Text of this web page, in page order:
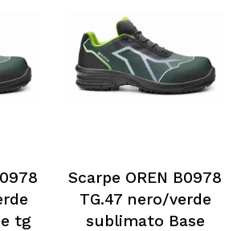
tg
Scarpe OREN B0978
TG.47 nero/verde
sublimato Base